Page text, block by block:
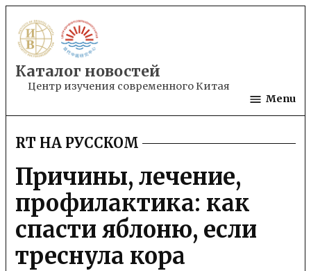
to
content
Каталог новостей
Центр изучения современного Китая
Menu
POSTED
IN
RT НА РУССКОМ
Причины, лечение,
профилактика: как
спасти яблоню, если
треснула кора